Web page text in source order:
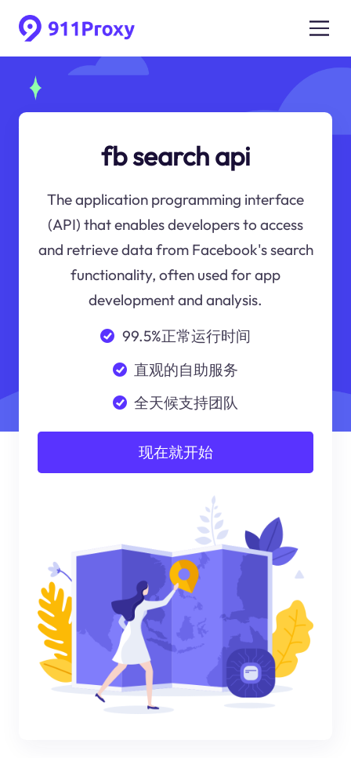
fb search api
The application programming interface
(API) that enables developers to access
and retrieve data from Facebook's search
functionality, often used for app
development and analysis.
99.5%正常运行时间
直观的自助服务
全天候支持团队
现在就开始